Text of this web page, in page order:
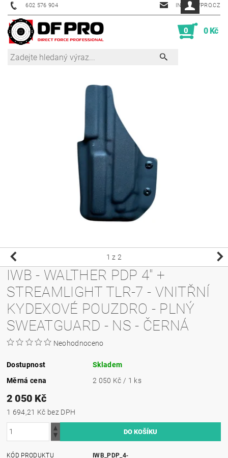
602 576 904 INFO@DFPRO.CZ
0 0 Kč
1 z 2
IWB - WALTHER PDP 4" +
STREAMLIGHT TLR-7 - VNITŘNÍ
KYDEXOVÉ POUZDRO - PLNÝ
SWEATGUARD - NS - ČERNÁ
Neohodnoceno
Dostupnost
Skladem
Měrná cena
2 050 Kč / 1 ks
2 050 Kč
1 694,21 Kč bez DPH
KÓD PRODUKTU
IWB_PDP_4-